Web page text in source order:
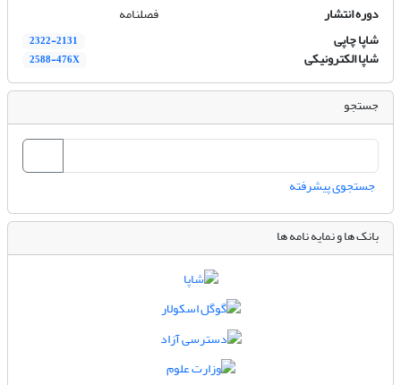
دوره انتشار
فصلنامه
شاپا چاپی
2322-2131
شاپا الکترونیکی 2588-476X
جستجو
جستجوی پیشرفته
بانک ها و نمایه نامه ها